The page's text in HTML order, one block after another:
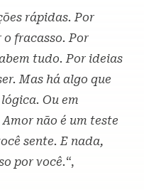
rápidas. Por
fracasso. Por
tudo. Por ideias
Mas há algo que
Ou em
não é um teste
sente. E nada,
por você.“,